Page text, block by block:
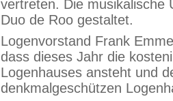
vertreten. Die musikalische
Duo de Roo gestaltet.
Logenvorstand Frank
dass dieses Jahr die
Logenhauses ansteht und
denkmalgeschützen